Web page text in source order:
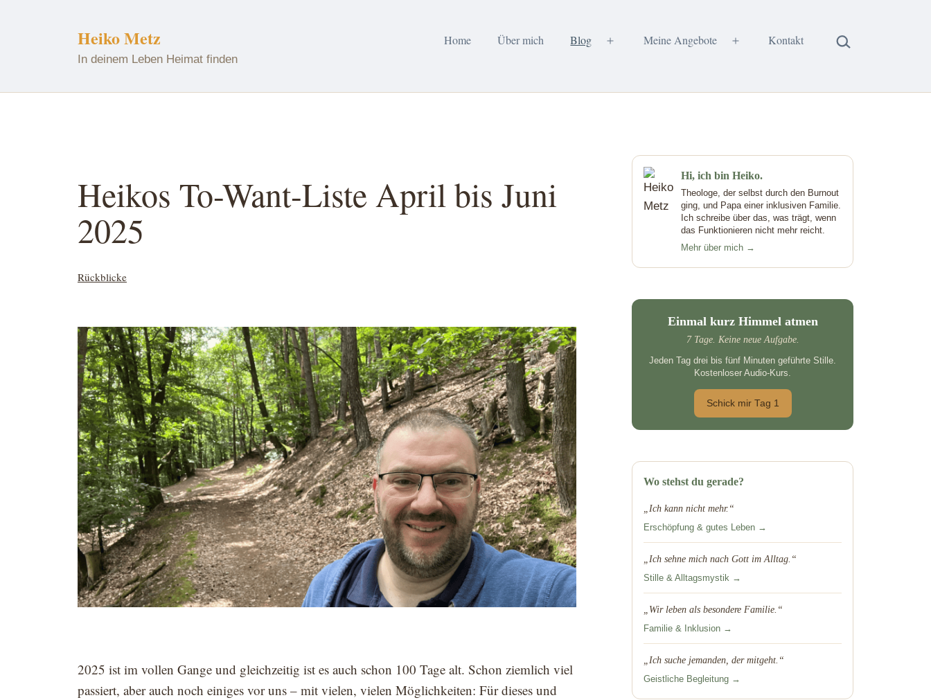
Heiko Metz
In deinem Leben Heimat finden
Home Über mich Blog
Menü
Meine Angebote
Menü
Kontakt Suchen …
Heikos To-Want-Liste April bis Juni
2025
Kategorisiert
Rückblicke
2025 ist im vollen Gange und gleichzeitig ist es auch schon 100 Tage alt. Schon ziemlich viel
passiert, aber auch noch einiges vor uns – mit vielen, vielen Möglichkeiten: Für dieses und
Hi, ich bin Heiko.
Theologe, der selbst durch den Burnout
ging, und Papa einer inklusiven Familie.
Ich schreibe über das, was trägt, wenn
das Funktionieren nicht mehr reicht.
Mehr über mich →
Einmal kurz Himmel atmen
7 Tage. Keine neue Aufgabe.
Jeden Tag drei bis fünf Minuten geführte Stille.
Kostenloser Audio-Kurs.
Schick mir Tag 1
Wo stehst du gerade?
„Ich kann nicht mehr.“
Erschöpfung & gutes Leben →
„Ich sehne mich nach Gott im Alltag.“
Stille & Alltagsmystik →
„Wir leben als besondere Familie.“
Familie & Inklusion →
„Ich suche jemanden, der mitgeht.“
Geistliche Begleitung →